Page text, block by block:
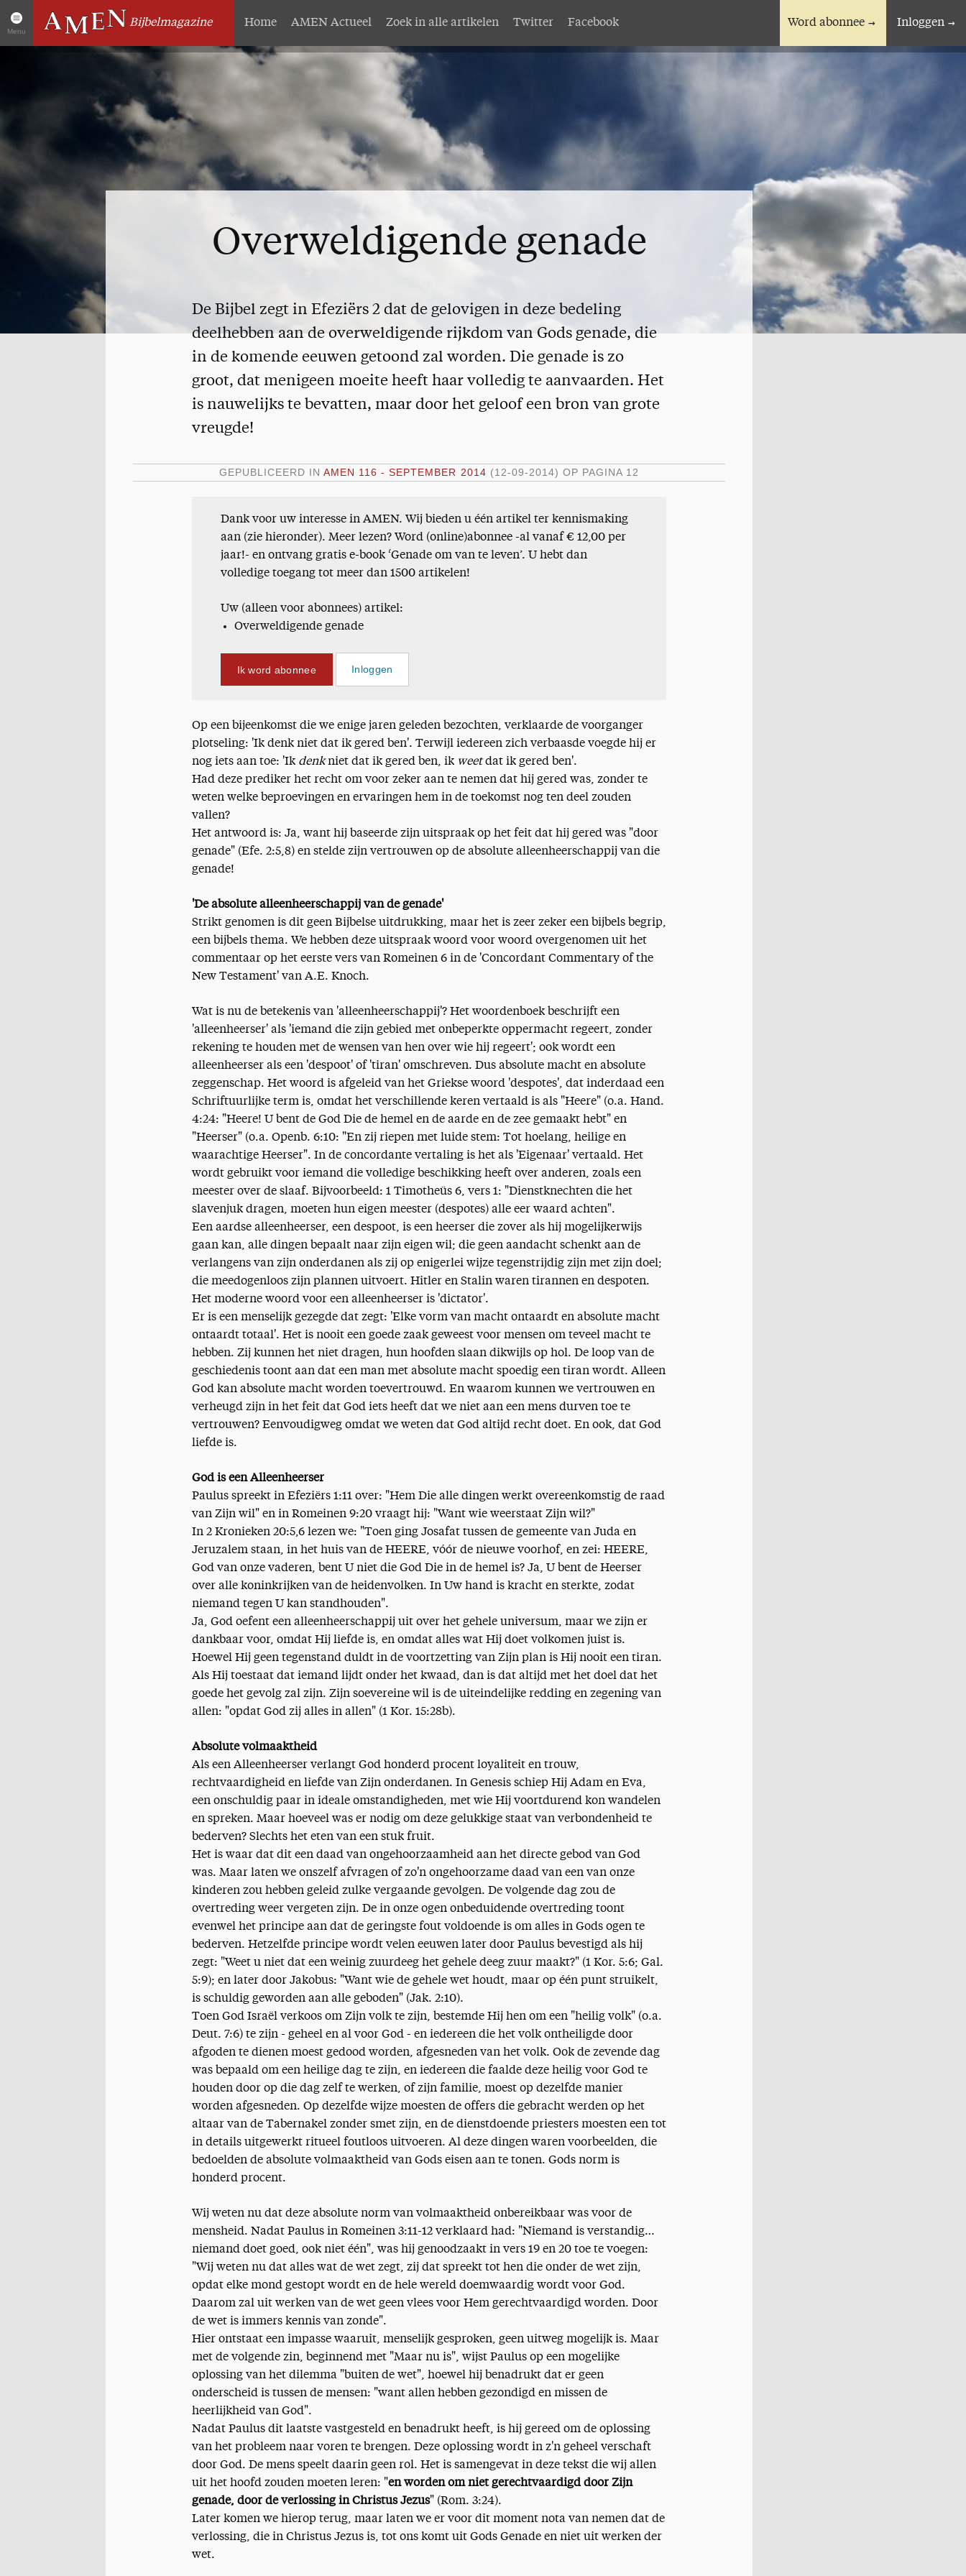
Menu
Bijbelmagazine Word abonnee Inloggen
Zoek in alle artikelen
Over AMEN
Geschenkabonnement
Proefnummer AMEN
Steun AMEN
Home AMEN Actueel Zoek in alle artikelen Twitter Facebook
Overweldigende genade
De Bijbel zegt in Efeziërs 2 dat de gelovigen in deze bedeling
deelhebben aan de overweldigende rijkdom van Gods genade, die
in de komende eeuwen getoond zal worden. Die genade is zo
groot, dat menigeen moeite heeft haar volledig te aanvaarden. Het
is nauwelijks te bevatten, maar door het geloof een bron van grote
vreugde!
GEPUBLICEERD INAMEN 116 - SEPTEMBER 2014 (12-09-2014) OP PAGINA 12
Dank voor uw interesse in AMEN. Wij bieden u één artikel ter kennismaking
aan (zie hieronder). Meer lezen? Word (online)abonnee -al vanaf € 12,00 per
jaar!- en ontvang gratis e-book ‘Genade om van te leven’. U hebt dan
volledige toegang tot meer dan 1500 artikelen!
Uw (alleen voor abonnees) artikel:
Overweldigende genade
Ik word abonnee Inloggen
Op een bijeenkomst die we enige jaren geleden bezochten, verklaarde de voorganger
plotseling: 'Ik denk niet dat ik gered ben'. Terwijl iedereen zich verbaasde voegde hij er
nog iets aan toe: 'Ik denkniet dat ik gered ben, ik weetdat ik gered ben'.
Had deze prediker het recht om voor zeker aan te nemen dat hij gered was, zonder te
weten welke beproevingen en ervaringen hem in de toekomst nog ten deel zouden
vallen?
Het antwoord is: Ja, want hij baseerde zijn uitspraak op het feit dat hij gered was "door
genade" (Efe. 2:5,8) en stelde zijn vertrouwen op de absolute alleenheerschappij van die
genade!
'De absolute alleenheerschappij van de genade'
Strikt genomen is dit geen Bijbelse uitdrukking, maar het is zeer zeker een bijbels begrip,
een bijbels thema. We hebben deze uitspraak woord voor woord overgenomen uit het
commentaar op het eerste vers van Romeinen 6 in de 'Concordant Commentary of the
New Testament' van A.E. Knoch.
Wat is nu de betekenis van 'alleenheerschappij'? Het woordenboek beschrijft een
'alleenheerser' als 'iemand die zijn gebied met onbeperkte oppermacht regeert, zonder
rekening te houden met de wensen van hen over wie hij regeert'; ook wordt een
alleenheerser als een 'despoot' of 'tiran' omschreven. Dus absolute macht en absolute
zeggenschap. Het woord is afgeleid van het Griekse woord 'despotes', dat inderdaad een
Schriftuurlijke term is, omdat het verschillende keren vertaald is als "Heere" (o.a. Hand.
4:24: "Heere! U bent de God Die de hemel en de aarde en de zee gemaakt hebt" en
"Heerser" (o.a. Openb. 6:10: "En zij riepen met luide stem: Tot hoelang, heilige en
waarachtige Heerser". In de concordante vertaling is het als 'Eigenaar' vertaald. Het
wordt gebruikt voor iemand die volledige beschikking heeft over anderen, zoals een
meester over de slaaf. Bijvoorbeeld: 1 Timotheüs 6, vers 1: "Dienstknechten die het
slavenjuk dragen, moeten hun eigen meester (despotes) alle eer waard achten".
Een aardse alleenheerser, een despoot, is een heerser die zover als hij mogelijkerwijs
gaan kan, alle dingen bepaalt naar zijn eigen wil; die geen aandacht schenkt aan de
verlangens van zijn onderdanen als zij op enigerlei wijze tegenstrijdig zijn met zijn doel;
die meedogenloos zijn plannen uitvoert. Hitler en Stalin waren tirannen en despoten.
Het moderne woord voor een alleenheerser is 'dictator'.
Er is een menselijk gezegde dat zegt: 'Elke vorm van macht ontaardt en absolute macht
ontaardt totaal'. Het is nooit een goede zaak geweest voor mensen om teveel macht te
hebben. Zij kunnen het niet dragen, hun hoofden slaan dikwijls op hol. De loop van de
geschiedenis toont aan dat een man met absolute macht spoedig een tiran wordt. Alleen
God kan absolute macht worden toevertrouwd. En waarom kunnen we vertrouwen en
verheugd zijn in het feit dat God iets heeft dat we niet aan een mens durven toe te
vertrouwen? Eenvoudigweg omdat we weten dat God altijd recht doet. En ook, dat God
liefde is.
God is een Alleenheerser
Paulus spreekt in Efeziërs 1:11 over: "Hem Die alle dingen werkt overeenkomstig de raad
van Zijn wil" en in Romeinen 9:20 vraagt hij: "Want wie weerstaat Zijn wil?"
In 2 Kronieken 20:5,6 lezen we: "Toen ging Josafat tussen de gemeente van Juda en
Jeruzalem staan, in het huis van de HEERE, vóór de nieuwe voorhof, en zei: HEERE,
God van onze vaderen, bent U niet die God Die in de hemel is? Ja, U bent de Heerser
over alle koninkrijken van de heidenvolken. In Uw hand is kracht en sterkte, zodat
niemand tegen U kan standhouden".
Ja, God oefent een alleenheerschappij uit over het gehele universum, maar we zijn er
dankbaar voor, omdat Hij liefde is, en omdat alles wat Hij doet volkomen juist is.
Hoewel Hij geen tegenstand duldt in de voortzetting van Zijn plan is Hij nooit een tiran.
Als Hij toestaat dat iemand lijdt onder het kwaad, dan is dat altijd met het doel dat het
goede het gevolg zal zijn. Zijn soevereine wil is de uiteindelijke redding en zegening van
allen: "opdat God zij alles in allen" (1 Kor. 15:28b).
Absolute volmaaktheid
Als een Alleenheerser verlangt God honderd procent loyaliteit en trouw,
rechtvaardigheid en liefde van Zijn onderdanen. In Genesis schiep Hij Adam en Eva,
een onschuldig paar in ideale omstandigheden, met wie Hij voortdurend kon wandelen
en spreken. Maar hoeveel was er nodig om deze gelukkige staat van verbondenheid te
bederven? Slechts het eten van een stuk fruit.
Het is waar dat dit een daad van ongehoorzaamheid aan het directe gebod van God
was. Maar laten we onszelf afvragen of zo'n ongehoorzame daad van een van onze
kinderen zou hebben geleid zulke vergaande gevolgen. De volgende dag zou de
overtreding weer vergeten zijn. De in onze ogen onbeduidende overtreding toont
evenwel het principe aan dat de geringste fout voldoende is om alles in Gods ogen te
bederven. Hetzelfde principe wordt velen eeuwen later door Paulus bevestigd als hij
zegt: "Weet u niet dat een weinig zuurdeeg het gehele deeg zuur maakt?" (1 Kor. 5:6; Gal.
5:9); en later door Jakobus: "Want wie de gehele wet houdt, maar op één punt struikelt,
is schuldig geworden aan alle geboden" (Jak. 2:10).
Toen God Israël verkoos om Zijn volk te zijn, bestemde Hij hen om een "heilig volk" (o.a.
Deut. 7:6) te zijn - geheel en al voor God - en iedereen die het volk ontheiligde door
afgoden te dienen moest gedood worden, afgesneden van het volk. Ook de zevende dag
was bepaald om een heilige dag te zijn, en iedereen die faalde deze heilig voor God te
houden door op die dag zelf te werken, of zijn familie, moest op dezelfde manier
worden afgesneden. Op dezelfde wijze moesten de offers die gebracht werden op het
altaar van de Tabernakel zonder smet zijn, en de dienstdoende priesters moesten een tot
in details uitgewerkt ritueel foutloos uitvoeren. Al deze dingen waren voorbeelden, die
bedoelden de absolute volmaaktheid van Gods eisen aan te tonen. Gods norm is
honderd procent.
Wij weten nu dat deze absolute norm van volmaaktheid onbereikbaar was voor de
mensheid. Nadat Paulus in Romeinen 3:11-12 verklaard had: "Niemand is verstandig…
niemand doet goed, ook niet één", was hij genoodzaakt in vers 19 en 20 toe te voegen:
"Wij weten nu dat alles wat de wet zegt, zij dat spreekt tot hen die onder de wet zijn,
opdat elke mond gestopt wordt en de hele wereld doemwaardig wordt voor God.
Daarom zal uit werken van de wet geen vlees voor Hem gerechtvaardigd worden. Door
de wet is immers kennis van zonde".
Hier ontstaat een impasse waaruit, menselijk gesproken, geen uitweg mogelijk is. Maar
met de volgende zin, beginnend met "Maar nu is", wijst Paulus op een mogelijke
oplossing van het dilemma "buiten de wet", hoewel hij benadrukt dat er geen
onderscheid is tussen de mensen: "want allen hebben gezondigd en missen de
heerlijkheid van God".
Nadat Paulus dit laatste vastgesteld en benadrukt heeft, is hij gereed om de oplossing
van het probleem naar voren te brengen. Deze oplossing wordt in z'n geheel verschaft
door God. De mens speelt daarin geen rol. Het is samengevat in deze tekst die wij allen
uit het hoofd zouden moeten leren: "en worden om niet gerechtvaardigd door Zijn
genade, door de verlossing in Christus Jezus" (Rom. 3:24).
Later komen we hierop terug, maar laten we er voor dit moment nota van nemen dat de
verlossing, die in Christus Jezus is, tot ons komt uit Gods Genade en niet uit werken der
wet.